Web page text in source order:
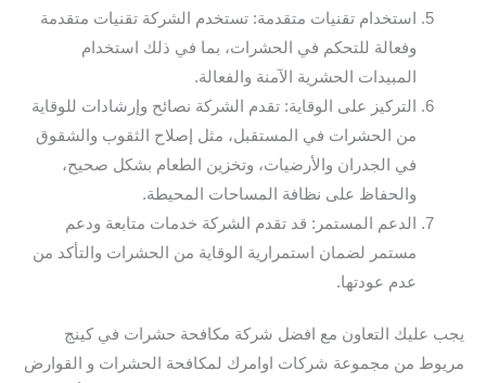
استخدام تقنيات متقدمة: تستخدم الشركة تقنيات متقدمة
وفعالة للتحكم في الحشرات، بما في ذلك استخدام
المبيدات الحشرية الآمنة والفعالة.
التركيز على الوقاية: تقدم الشركة نصائح وإرشادات للوقاية
من الحشرات في المستقبل، مثل إصلاح الثقوب والشقوق
في الجدران والأرضيات، وتخزين الطعام بشكل صحيح،
والحفاظ على نظافة المساحات المحيطة.
الدعم المستمر: قد تقدم الشركة خدمات متابعة ودعم
مستمر لضمان استمرارية الوقاية من الحشرات والتأكد من
عدم عودتها.
يجب عليك التعاون مع افضل شركة مكافحة حشرات في كينج
مريوط من مجموعة شركات اوامرك لمكافحة الحشرات و القوارض